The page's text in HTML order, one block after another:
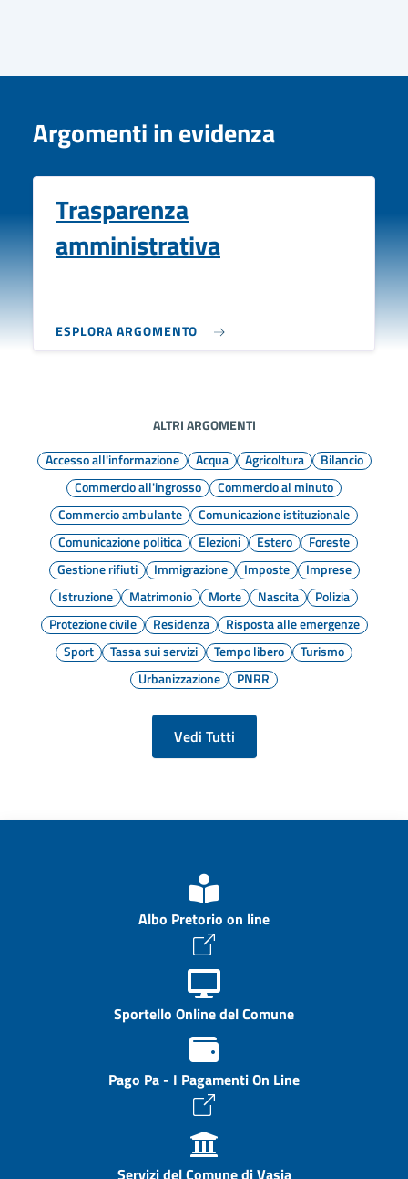
Argomenti in evidenza
Trasparenza
amministrativa
ESPLORA ARGOMENTO
ALTRI ARGOMENTI
Accesso all'informazione
Acqua Agricoltura
Bilancio
Commercio all'ingrosso
Commercio al minuto
Commercio ambulante
Comunicazione istituzionale
Comunicazione politica
Elezioni Estero
Foreste
Gestione rifiuti
Immigrazione Imposte
Imprese
Istruzione
Matrimonio Morte Nascita
Polizia
Protezione civile
Residenza
Risposta alle emergenze
Sport
Tassa sui servizi Tempo libero
Turismo
Urbanizzazione
PNRR
Vedi Tutti
Albo Pretorio on line
Sportello Online del Comune
Pago Pa - I Pagamenti On Line
Servizi del Comune di Vasia